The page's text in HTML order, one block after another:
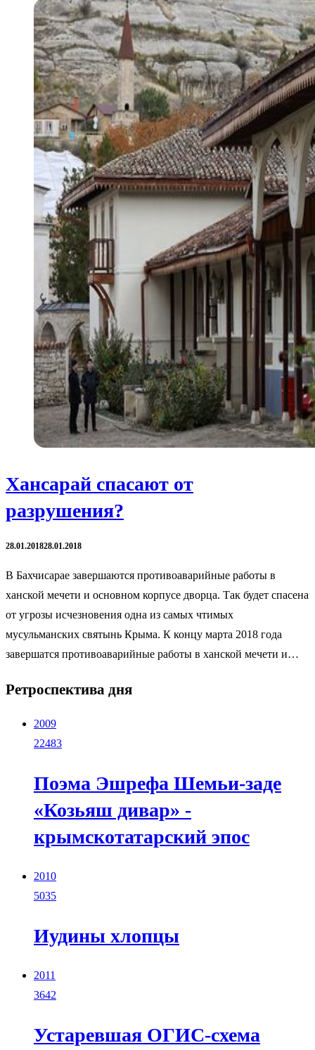
Хансарай спасают от
разрушения?
28.01.201828.01.2018
В Бахчисарае завершаются противоаварийные работы в
ханской мечети и основном корпусе дворца. Так будет спасена
от угрозы исчезновения одна из самых чтимых
мусульманских святынь Крыма. К концу марта 2018 года
завершатся противоаварийные работы в ханской мечети и…
Ретроспектива дня
2009
22483
Поэма Эшрефа Шемьи-заде
«Козьяш дивар» -
крымскотатарский эпос
2010
5035
Иудины хлопцы
2011
3642
Устаревшая ОГИС-схема